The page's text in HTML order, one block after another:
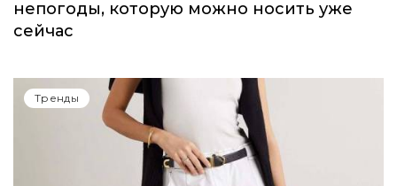
непогоды, которую можно носить уже
сейчас
Тренды